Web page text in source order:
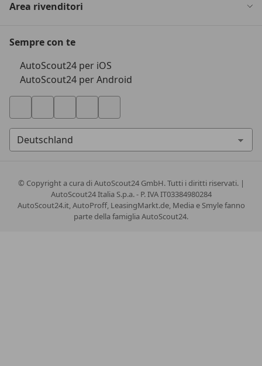
Area rivenditori
Sempre con te
AutoScout24 per iOS
AutoScout24 per Android
© Copyrighta cura di AutoScout24 GmbH. Tutti i diritti riservati. |
AutoScout24 Italia S.p.a. - P. IVA IT03384980284
AutoScout24.it, AutoProff, LeasingMarkt.de, Media e Smyle fanno
parte della famiglia AutoScout24.